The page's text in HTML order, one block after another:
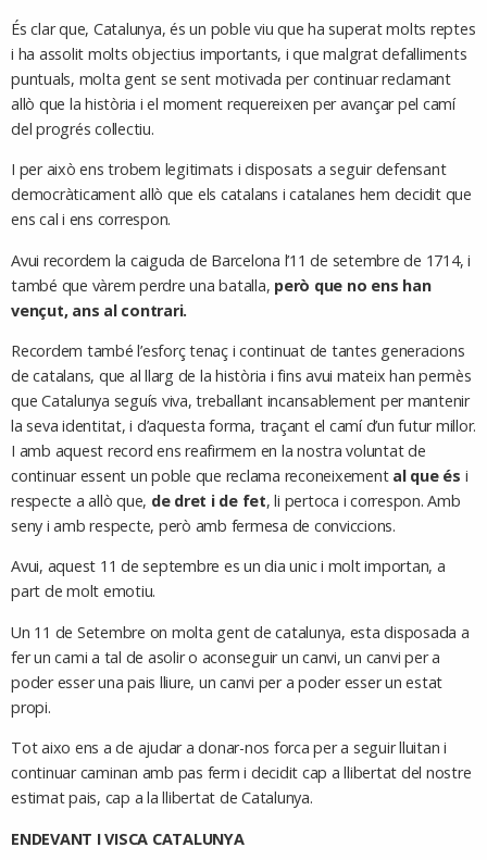
És clar que, Catalunya, és un poble viu que ha superat molts reptes
i ha assolit molts objectius importants, i que malgrat defalliments
puntuals, molta gent se sent motivada per continuar reclamant
allò que la història i el moment requereixen per avançar pel camí
del progrés col·lectiu.
I per això ens trobem legitimats i disposats a seguir defensant
democràticament allò que els catalans i catalanes hem decidit que
ens cal i ens correspon.
Avui recordem la caiguda de Barcelona l’11 de setembre de 1714, i
també que vàrem perdre una batalla, però que no ens han
vençut, ans al contrari.
Recordem també l’esforç tenaç i continuat de tantes generacions
de catalans, que al llarg de la història i fins avui mateix han permès
que Catalunya seguís viva, treballant incansablement per mantenir
la seva identitat, i d’aquesta forma, traçant el camí d’un futur millor.
I amb aquest record ens reafirmem en la nostra voluntat de
continuar essent un poble que reclama reconeixement al que és i
respecte a allò que, de dret i de fet, li pertoca i correspon. Amb
seny i amb respecte, però amb fermesa de conviccions.
Avui, aquest 11 de septembre es un dia unic i molt importan, a
part de molt emotiu.
Un 11 de Setembre on molta gent de catalunya, esta disposada a
fer un cami a tal de asolir o aconseguir un canvi, un canvi per a
poder esser una pais lliure, un canvi per a poder esser un estat
propi.
Tot aixo ens a de ajudar a donar-nos forca per a seguir lluitan i
continuar caminan amb pas ferm i decidit cap a llibertat del nostre
estimat pais, cap a la llibertat de Catalunya.
ENDEVANT I VISCA CATALUNYA